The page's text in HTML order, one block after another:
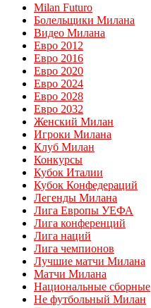
Milan Futuro
Болельщики Милана
Видео Милана
Евро 2012
Евро 2016
Евро 2020
Евро 2024
Евро 2028
Евро 2032
Женский Милан
Игроки Милана
Клуб Милан
Конкурсы
Кубок Италии
Кубок Конфедераций
Легенды Милана
Лига Европы УЕФА
Лига конференций
Лига наций
Лига чемпионов
Лучшие матчи Милана
Матчи Милана
Национальные сборные
Не футбольный Милан